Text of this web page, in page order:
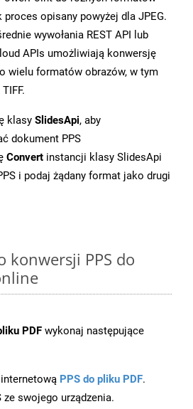
opisany powyżej dla JPEG.
wywołania REST API lub
APIs umożliwiają konwersję
wielu formatów obrazów, w tym
klasy SlidesApi, aby
dokument PPS
Convert instancji klasy SlidesApi
i podaj żądany format jako drugi
konwersji PPS do
PDF wykonaj następujące
PPS do pliku PDF.
ze swojego urządzenia.